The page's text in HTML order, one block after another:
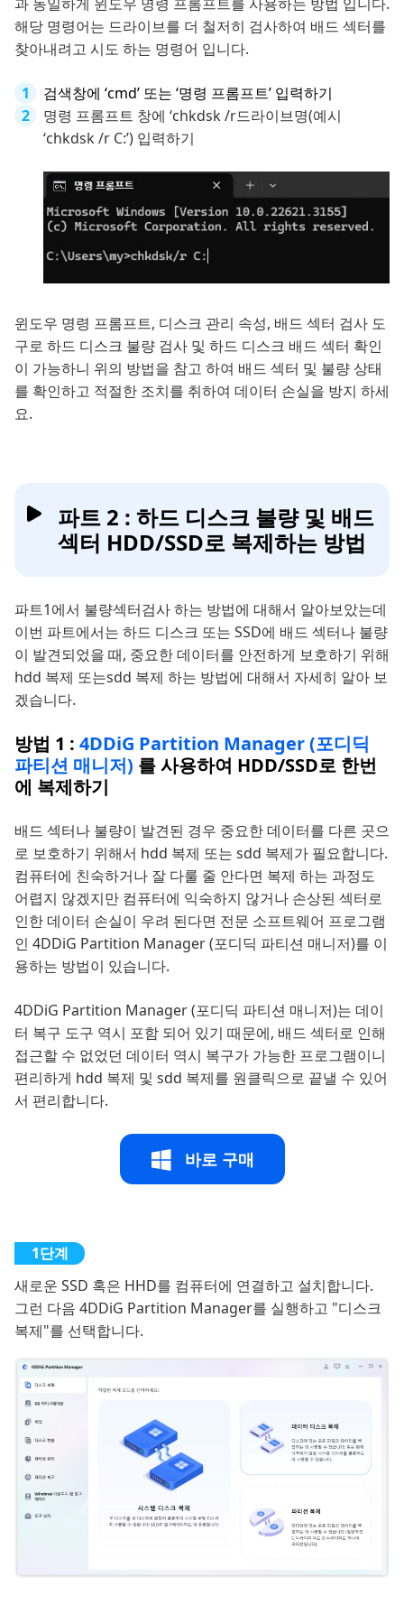
해당 명령어는 드라이브를 더 철저히 검사하여 배드 섹터를
찾아내려고 시도 하는 명령어 입니다.
검색창에 ‘cmd’ 또는 ‘명령 프롬프트’ 입력하기
명령 프롬프트 창에 ‘chkdsk /r드라이브명(예시
‘chkdsk /r C:’) 입력하기
윈도우 명령 프롬프트, 디스크 관리 속성, 배드 섹터 검사 도
구로 하드 디스크 불량 검사 및 하드 디스크 배드 섹터 확인
이 가능하니 위의 방법을 참고 하여 배드 섹터 및 불량 상태
를 확인하고 적절한 조치를 취하여 데이터 손실을 방지 하세
요.
파트 2 : 하드 디스크 불량 및 배드
섹터 HDD/SSD로 복제하는 방법
파트1에서 불량섹터검사 하는 방법에 대해서 알아보았는데
이번 파트에서는 하드 디스크 또는 SSD에 배드 섹터나 불량
이 발견되었을 때, 중요한 데이터를 안전하게 보호하기 위해
hdd 복제 또는sdd 복제 하는 방법에 대해서 자세히 알아 보
겠습니다.
방법 1 : 4DDiG Partition Manager (포디딕
파티션 매니저) 를 사용하여 HDD/SSD로 한번
에 복제하기
배드 섹터나 불량이 발견된 경우 중요한 데이터를 다른 곳으
로 보호하기 위해서 hdd 복제 또는 sdd 복제가 필요합니다.
컴퓨터에 친숙하거나 잘 다룰 줄 안다면 복제 하는 과정도
어렵지 않겠지만 컴퓨터에 익숙하지 않거나 손상된 섹터로
인한 데이터 손실이 우려 된다면 전문 소프트웨어 프로그램
인 4DDiG Partition Manager (포디딕 파티션 매니저)를 이
용하는 방법이 있습니다.
4DDiG Partition Manager (포디딕 파티션 매니저)는 데이
터 복구 도구 역시 포함 되어 있기 때문에, 배드 섹터로 인해
접근할 수 없었던 데이터 역시 복구가 가능한 프로그램이니
편리하게 hdd 복제 및 sdd 복제를 원클릭으로 끝낼 수 있어
서 편리합니다.
바로 구매
새로운 SSD 혹은 HHD를 컴퓨터에 연결하고 설치합니다.
그런 다음 4DDiG Partition Manager를 실행하고 "디스크
복제"를 선택합니다.